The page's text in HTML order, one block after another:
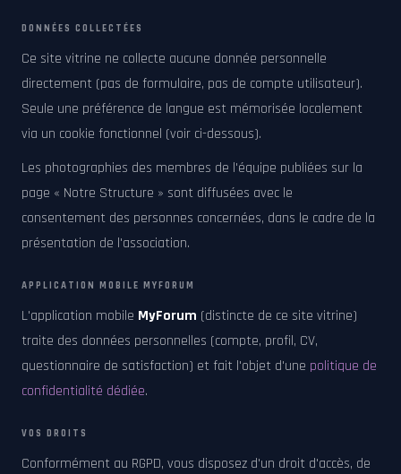
DONNÉES COLLECTÉES
Ce site vitrine ne collecte aucune donnée personnelle
directement (pas de formulaire, pas de compte utilisateur).
Seule une préférence de langue est mémorisée localement
via un cookie fonctionnel (voir ci-dessous).
Les photographies des membres de l'équipe publiées sur la
page « Notre Structure » sont diffusées avec le
consentement des personnes concernées, dans le cadre de la
présentation de l'association.
APPLICATION MOBILE MYFORUM
L'application mobile MyForum (distincte de ce site vitrine)
traite des données personnelles (compte, profil, CV,
questionnaire de satisfaction) et fait l'objet d'une politique de
confidentialité dédiée.
VOS DROITS
Conformément au RGPD, vous disposez d'un droit d'accès, de